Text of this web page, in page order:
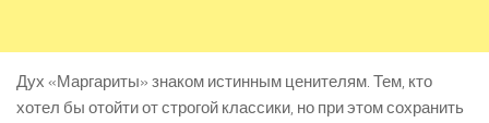
Дух «Маргариты» знаком истинным ценителям. Тем, кто
хотел бы отойти от строгой классики, но при этом сохранить